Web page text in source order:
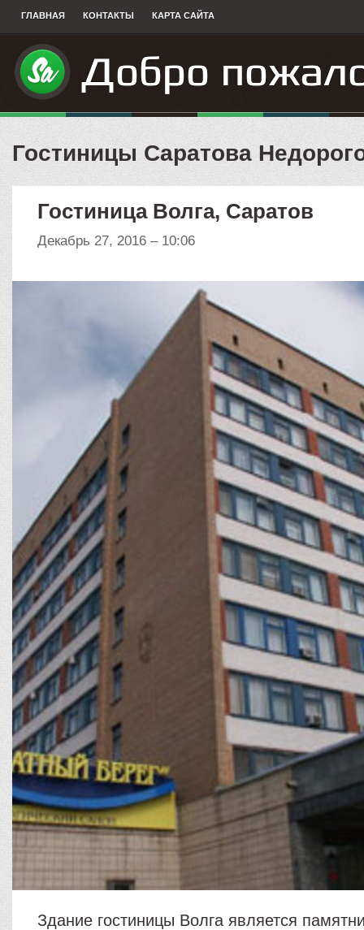
ГЛАВНАЯ КОНТАКТЫ КАРТА САЙТА
Гостиницы Саратова
Гостиница Волга, Саратов
Декабрь 27, 2016 – 10:06
Здание гостиницы Волга является